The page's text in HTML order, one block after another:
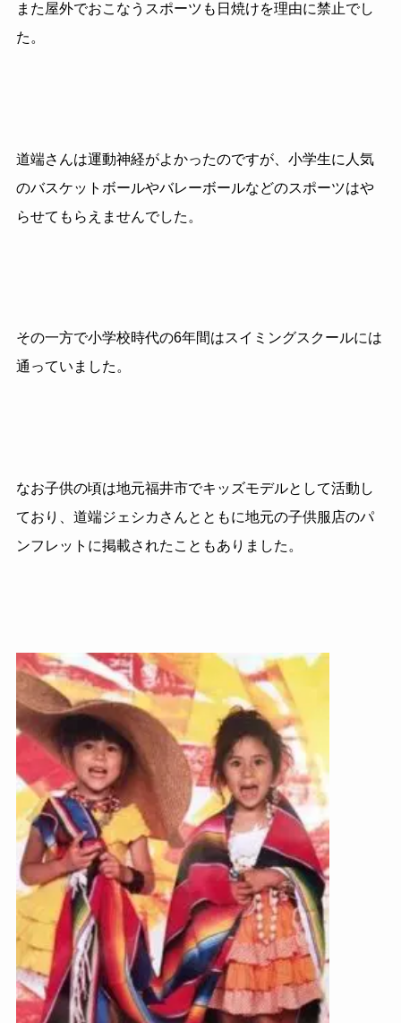
また屋外でおこなうスポーツも日焼けを理由に禁止でし
た。
道端さんは運動神経がよかったのですが、小学生に人気
のバスケットボールやバレーボールなどのスポーツはや
らせてもらえませんでした。
その一方で小学校時代の6年間はスイミングスクールには
通っていました。
なお子供の頃は地元福井市でキッズモデルとして活動し
ており、道端ジェシカさんとともに地元の子供服店のパ
ンフレットに掲載されたこともありました。